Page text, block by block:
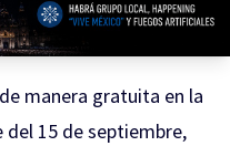
manera gratuita en la
del 15 de septiembre,